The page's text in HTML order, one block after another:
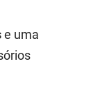
e uma